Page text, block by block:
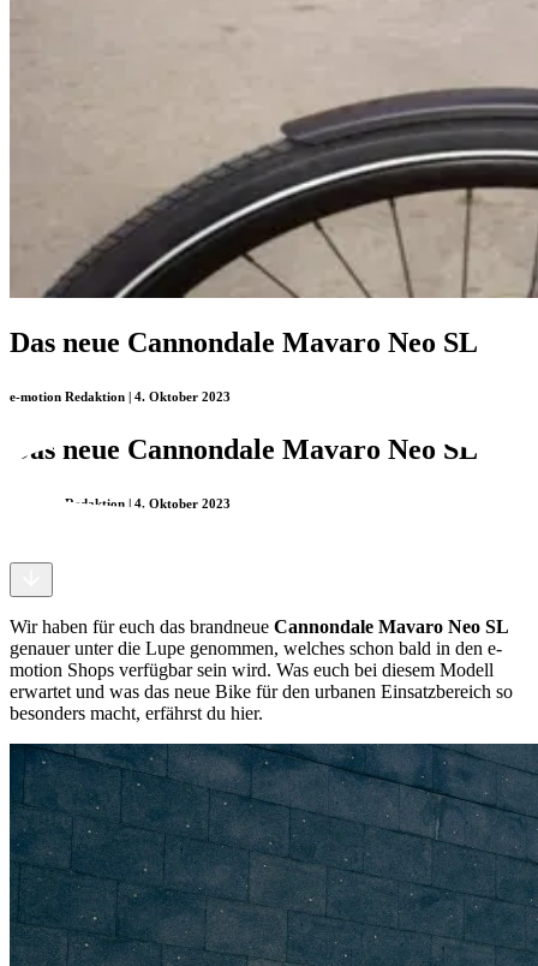
Das neue Cannondale Mavaro Neo SL
e-motion Redaktion | 4. Oktober 2023
Das neue Cannondale Mavaro Neo SL
e-motion Redaktion | 4. Oktober 2023
Wir haben für euch das brandneue Cannondale Mavaro Neo SL
genauer unter die Lupe genommen, welches schon bald in den e-
motion Shops verfügbar sein wird. Was euch bei diesem Modell
erwartet und was das neue Bike für den urbanen Einsatzbereich so
besonders macht, erfährst du hier.